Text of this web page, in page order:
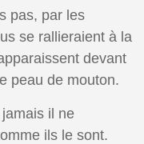
pas, par les
se rallieraient à la
devant
peau de mouton.
il ne
ils le sont.